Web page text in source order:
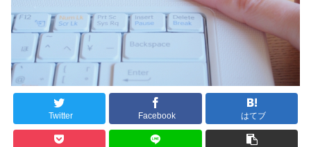
Twitter Facebook はてブ